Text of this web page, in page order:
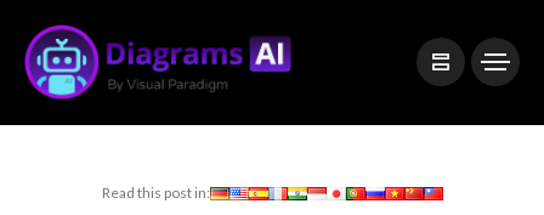
Read this post in: